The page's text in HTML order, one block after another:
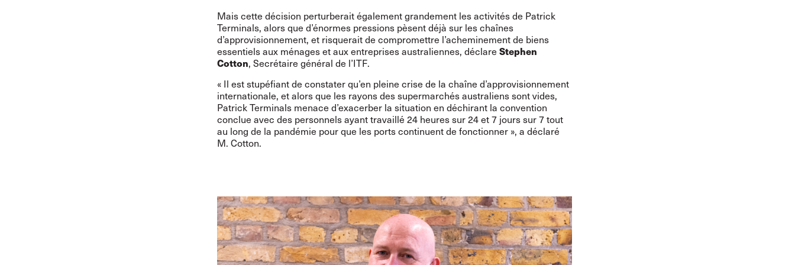
Mais cette décision perturberait également grandement les activités de Patrick
Terminals, alors que d’énormes pressions pèsent déjà sur les chaînes
d’approvisionnement, et risquerait de compromettre l’acheminement de biens
essentiels aux ménages et aux entreprises australiennes, déclare Stephen
Cotton, Secrétaire général de l’ITF.
« Il est stupéfiant de constater qu’en pleine crise de la chaîne d’approvisionnement
internationale, et alors que les rayons des supermarchés australiens sont vides,
Patrick Terminals menace d’exacerber la situation en déchirant la convention
conclue avec des personnels ayant travaillé 24 heures sur 24 et 7 jours sur 7 tout
au long de la pandémie pour que les ports continuent de fonctionner », a déclaré
M. Cotton.